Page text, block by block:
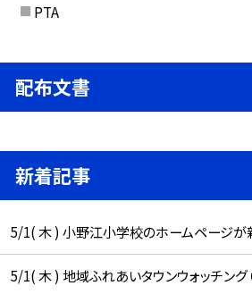
PTA
配布文書
新着記事
5/1( 木 ) 小野江小学校のホームページが
5/1( 木 ) 地域ふれあいタウンウォッチング（